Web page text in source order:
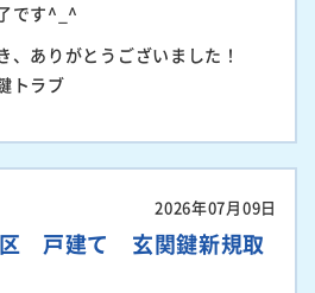
です^_^
、ありがとうございました！
トラブ
2026年07月09日
区 戸建て 玄関鍵新規取